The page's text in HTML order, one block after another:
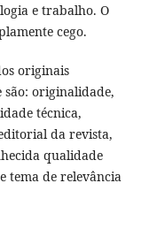
e trabalho. O
cego.
originais
são: originalidade,
técnica,
da revista,
qualidade
tema de relevância